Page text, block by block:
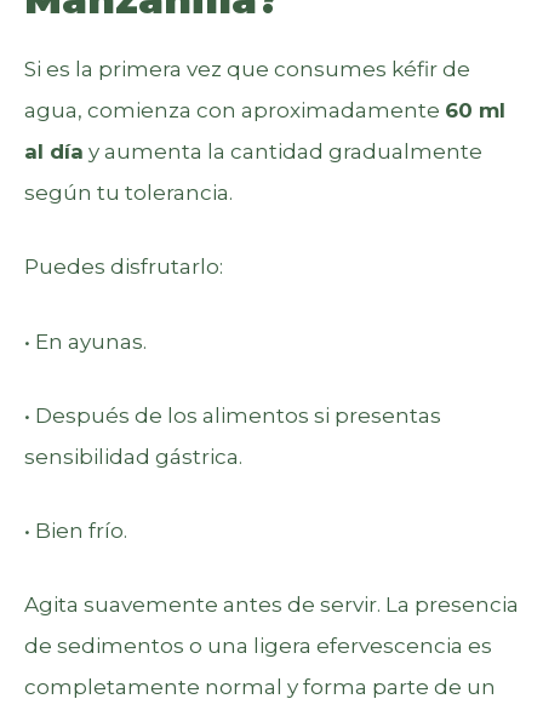
Si es la primera vez que consumes kéfir de
agua, comienza con aproximadamente 60 ml
al día y aumenta la cantidad gradualmente
según tu tolerancia.
Puedes disfrutarlo:
• En ayunas.
• Después de los alimentos si presentas
sensibilidad gástrica.
• Bien frío.
Agita suavemente antes de servir. La presencia
de sedimentos o una ligera efervescencia es
completamente normal y forma parte de un